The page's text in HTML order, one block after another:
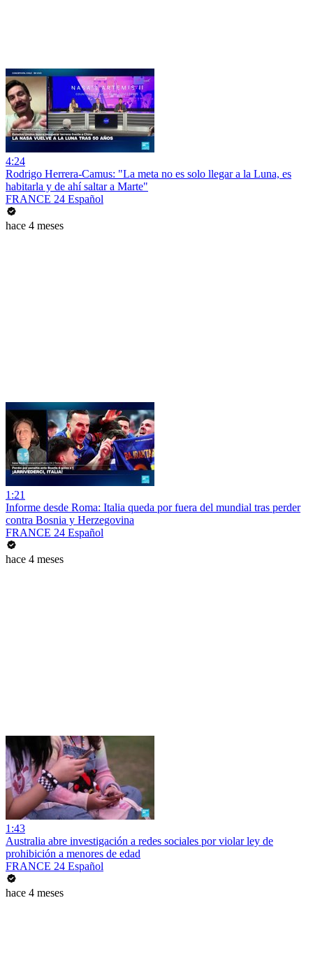
4:24
Rodrigo Herrera-Camus: "La meta no es solo llegar a la Luna, es
habitarla y de ahí saltar a Marte"
FRANCE 24 Español
hace 4 meses
1:21
Informe desde Roma: Italia queda por fuera del mundial tras perder
contra Bosnia y Herzegovina
FRANCE 24 Español
hace 4 meses
1:43
Australia abre investigación a redes sociales por violar ley de
prohibición a menores de edad
FRANCE 24 Español
hace 4 meses